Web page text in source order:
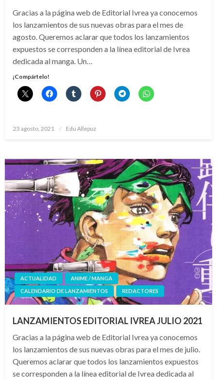
Gracias a la página web de Editorial Ivrea ya conocemos
los lanzamientos de sus nuevas obras para el mes de
agosto. Queremos aclarar que todos los lanzamientos
expuestos se corresponden a la línea editorial de Ivrea
dedicada al manga. Un…
¡Compártelo!
Publicado
23 agosto, 2021 Edu Allepuz
ACTUALIDAD
ANIME / MANGA
CALENDARIO DE LANZAMIENTOS
REDACTORES
LANZAMIENTOS EDITORIAL IVREA JULIO 2021
Gracias a la página web de Editorial Ivrea ya conocemos
los lanzamientos de sus nuevas obras para el mes de julio.
Queremos aclarar que todos los lanzamientos expuestos
se corresponden a la línea editorial de Ivrea dedicada al